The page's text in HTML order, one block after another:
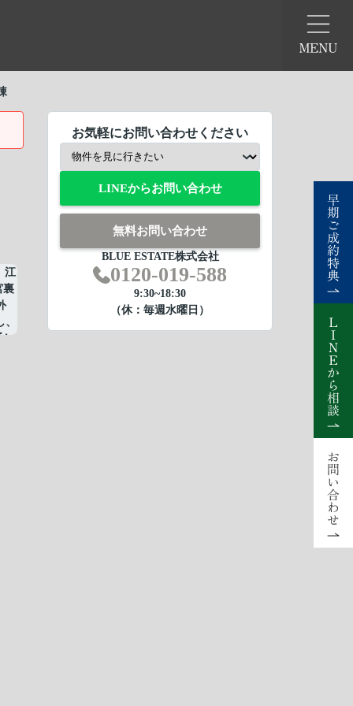
お気軽にお問い合わせください
LINEからお問い合わせ
無料お問い合わせ
BLUE ESTATE株式会社
0120-019-588
9:30~18:30
（休：毎週水曜日）